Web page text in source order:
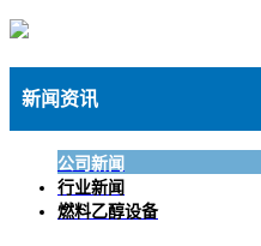
新闻资讯
公司新闻
行业新闻
燃料乙醇设备